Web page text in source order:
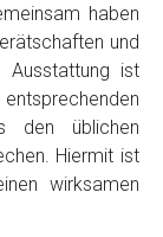
haben
und
Ausstattung ist
den üblichen
Hiermit ist
wirksamen